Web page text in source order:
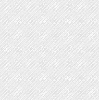
شریفی نیا
که جوانانی مثه شما